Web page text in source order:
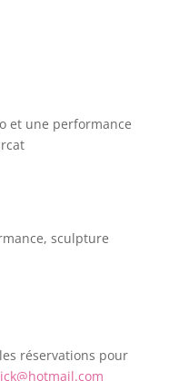
et une performance
sculpture
réservations pour